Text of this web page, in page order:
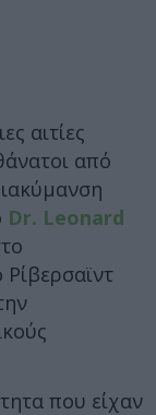
αιτίες
από
Dr. Leonard
που είχαν